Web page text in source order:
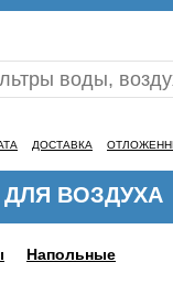
ДОСТАВКА
ДЛЯ ВОЗДУХА
Напольные